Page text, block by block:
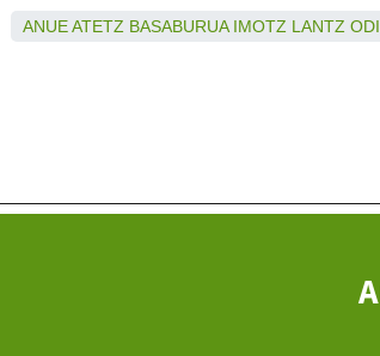
ANUEATETZ BASABURUA IMOTZ LANTZ